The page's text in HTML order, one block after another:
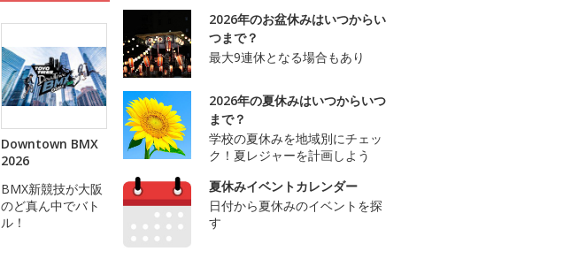
Downtown BMX
2026
BMX新競技が大阪
のど真ん中でバト
ル！
2026年のお盆休みはいつからい
つまで？
最大9連休となる場合もあり
2026年の夏休みはいつからいつ
まで？
学校の夏休みを地域別にチェッ
ク！夏レジャーを計画しよう
夏休みイベントカレンダー
日付から夏休みのイベントを探
す